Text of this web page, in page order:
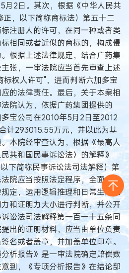
2日。其次，根据《中华人民共
，以下简称商标法）第五十二
注册人的许可，在同一种或者类
相同或者近似的商标的，构成侵
根据上述法律规定，结合广药集
张，一审法院应当首先审查上述
标权人许可"，进而判断六加多宝
的法律责任。最后，关于本案相
院认为，依据广药集团提供的
宝公司在2010年5月2日至2012
计293015.55万元，并以此为基
本院经审查认为，根据《最高人
共和国民事诉讼法〉的解释》
下简称民事诉讼法司法解释）第
院应当按照法定程序，全面、客
定，运用逻辑推理和日常生活经
和证明力大小进行判断，并公开
讼法司法解释第一百一十五条同
出的证明材料，应当由单位负责
名或者盖章，并加盖单位印章。
析报告》是一审法院确定赔偿数
到，《专项分析报告》在结论部